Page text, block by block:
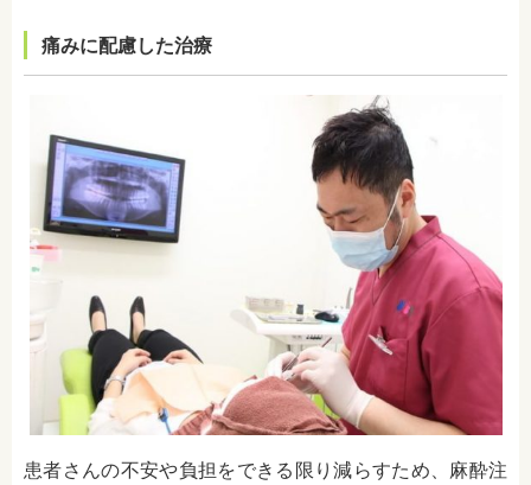
痛みに配慮した治療
患者さんの不安や負担をできる限り減らすため、麻酔注